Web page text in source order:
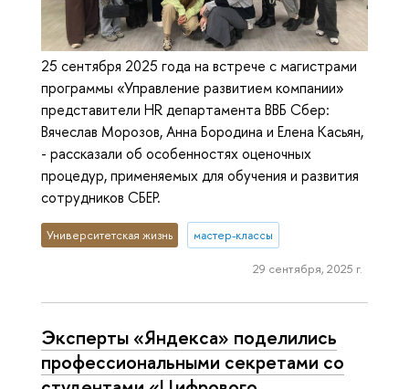
25 сентября 2025 года на встрече с магистрами
программы «Управление развитием компании»
представители HR департамента ВВБ Сбер:
Вячеслав Морозов, Анна Бородина и Елена Касьян,
- рассказали об особенностях оценочных
процедур, применяемых для обучения и развития
сотрудников СБЕР.
Университетская жизнь мастер-классы
29 сентября, 2025 г.
Эксперты «Яндекса» поделились
профессиональными секретами со